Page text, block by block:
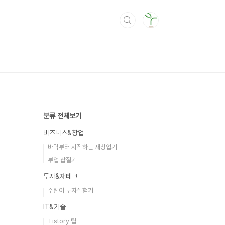
분류 전체보기
비즈니스&창업
바닥부터 시작하는 재창업기
부업 삽질기
투자&재테크
주린이 투자실험기
IT&기술
Tistory 팁